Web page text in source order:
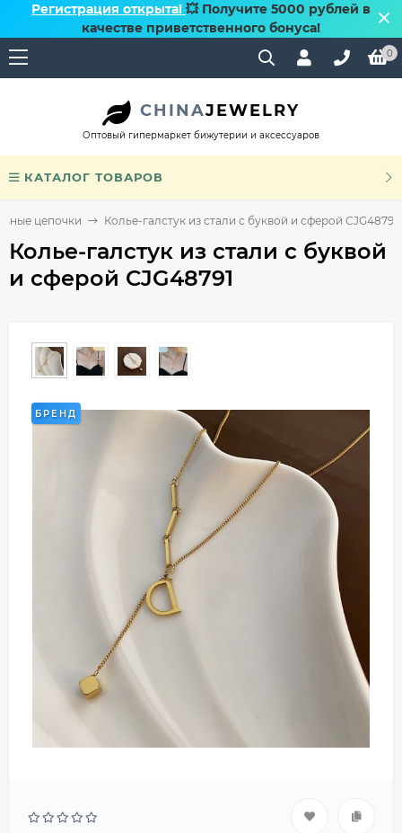
Регистрация открыта! 💥 Получите 5000 рублей в
качестве приветственного бонуса!
0
CHINAJEWELRY
Оптовый гипермаркет бижутерии и аксессуаров
КАТАЛОГ ТОВАРОВ
цепочки Колье-галстук из стали с буквой и сферой CJG48791
Колье-галстук из стали с буквой
и сферой CJG48791
БРЕНД